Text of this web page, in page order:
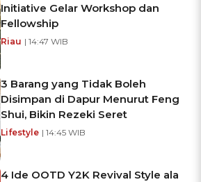
Initiative Gelar Workshop dan
Fellowship
Riau | 14:47 WIB
3 Barang yang Tidak Boleh
Disimpan di Dapur Menurut Feng
Shui, Bikin Rezeki Seret
Lifestyle | 14:45 WIB
4 Ide OOTD Y2K Revival Style ala